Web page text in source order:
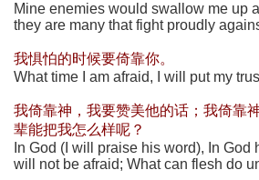
Mine enemies would swallow me up
they are many that fight proudly
我惧怕的时候要倚靠你。
What time I am afraid, I will put my
我倚靠神，我要赞美他的话；我倚靠
辈能把我怎么样呢？
In God (I will praise his word), In God
will not be afraid; What can flesh do